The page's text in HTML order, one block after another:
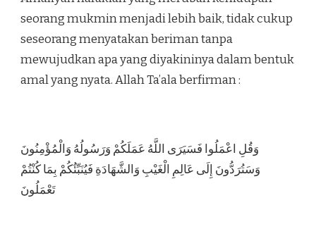
seorang mukmin menjadi lebih baik, tidak cukup
seseorang menyatakan beriman tanpa
mewujudkan apa yang diyakininya dalam bentuk
amal yang nyata. Allah Ta’ala berfirman :
وَقُلِ اعْمَلُوا فَسَيَرَى اللَّهُ عَمَلَكُمْ وَرَسُولُهُ وَالْمُؤْمِنُونَ
وَسَتُرَدُّونَ إِلَى عَالِمِ الْغَيْبِ وَالشَّهَادَةِ فَيُنَبِّئُكُمْ بِمَا كُنْتُمْ
تَعْمَلُونَ